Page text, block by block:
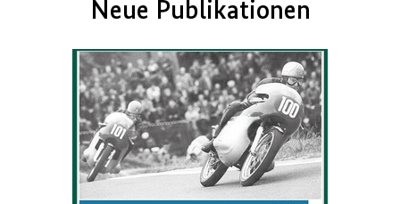
Neue Publikationen